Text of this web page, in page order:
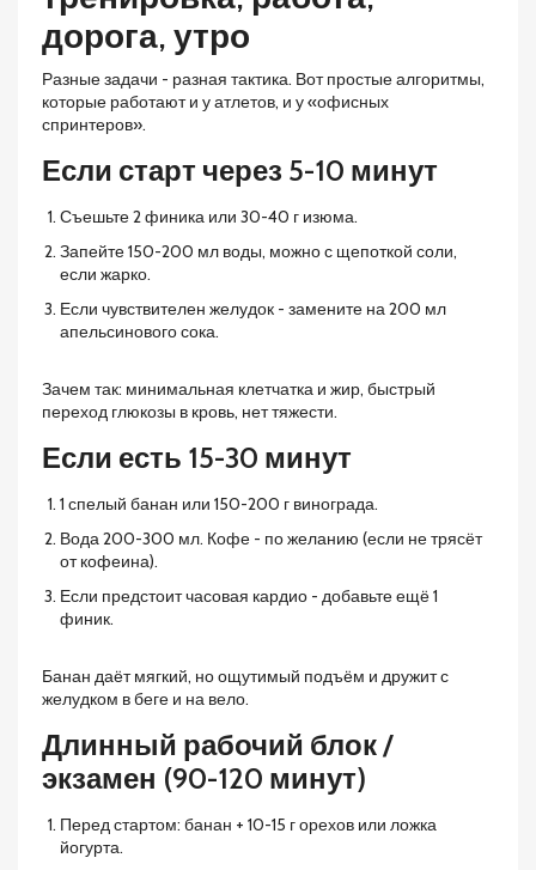
дорога, утро
Разные задачи - разная тактика. Вот простые алгоритмы,
которые работают и у атлетов, и у «офисных
спринтеров».
Если старт через 5-10 минут
Съешьте 2 финика или 30-40 г изюма.
Запейте 150-200 мл воды, можно с щепоткой соли,
если жарко.
Если чувствителен желудок - замените на 200 мл
апельсинового сока.
Зачем так: минимальная клетчатка и жир, быстрый
переход глюкозы в кровь, нет тяжести.
Если есть 15-30 минут
1 спелый банан или 150-200 г винограда.
Вода 200-300 мл. Кофе - по желанию (если не трясёт
от кофеина).
Если предстоит часовая кардио - добавьте ещё 1
финик.
Банан даёт мягкий, но ощутимый подъём и дружит с
желудком в беге и на вело.
Длинный рабочий блок /
экзамен (90-120 минут)
Перед стартом: банан + 10-15 г орехов или ложка
йогурта.